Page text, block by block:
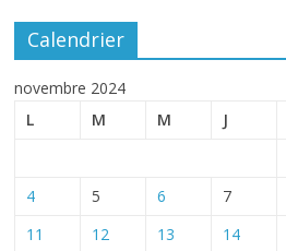
Calendrier
novembre 2024
L
M M J
4
5 6 7
11
12 13 14